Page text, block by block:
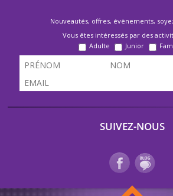
Nouveautés, offres, évènements,
Vous êtes intéressés par des
Adulte
Junior
SUIVEZ-NOUS